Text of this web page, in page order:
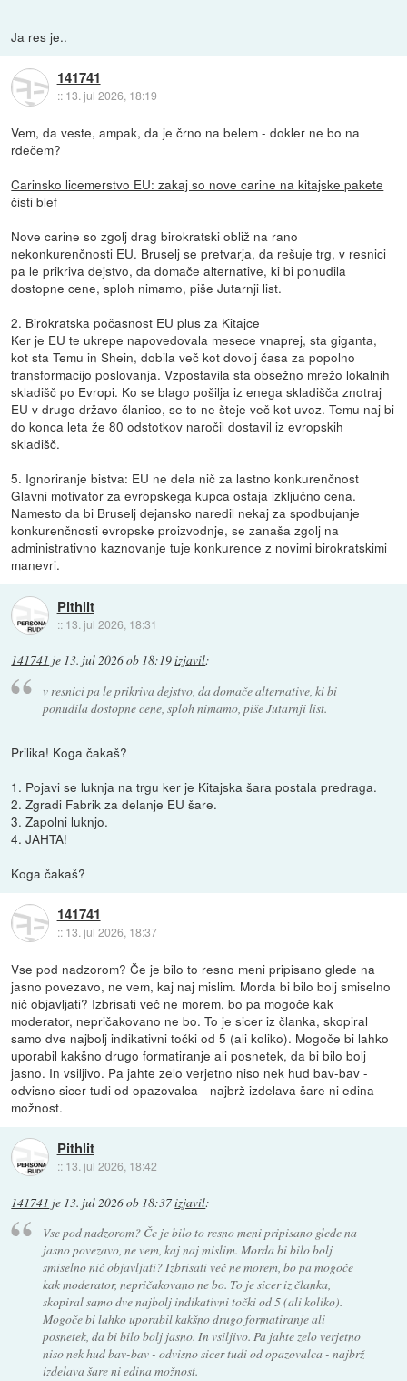
Ja res je..
141741
:: 13. jul 2026, 18:19
Vem, da veste, ampak, da je črno na belem - dokler ne bo na
rdečem?
Carinsko licemerstvo EU: zakaj so nove carine na kitajske pakete
čisti blef
Nove carine so zgolj drag birokratski obliž na rano
nekonkurenčnosti EU. Bruselj se pretvarja, da rešuje trg, v resnici
pa le prikriva dejstvo, da domače alternative, ki bi ponudila
dostopne cene, sploh nimamo, piše Jutarnji list.
2. Birokratska počasnost EU plus za Kitajce
Ker je EU te ukrepe napovedovala mesece vnaprej, sta giganta,
kot sta Temu in Shein, dobila več kot dovolj časa za popolno
transformacijo poslovanja. Vzpostavila sta obsežno mrežo lokalnih
skladišč po Evropi. Ko se blago pošilja iz enega skladišča znotraj
EU v drugo državo članico, se to ne šteje več kot uvoz. Temu naj bi
do konca leta že 80 odstotkov naročil dostavil iz evropskih
skladišč.
5. Ignoriranje bistva: EU ne dela nič za lastno konkurenčnost
Glavni motivator za evropskega kupca ostaja izključno cena.
Namesto da bi Bruselj dejansko naredil nekaj za spodbujanje
konkurenčnosti evropske proizvodnje, se zanaša zgolj na
administrativno kaznovanje tuje konkurence z novimi birokratskimi
manevri.
Pithlit
:: 13. jul 2026, 18:31
141741 je 13. jul 2026 ob 18:19izjavil:
v resnici pa le prikriva dejstvo, da domače alternative, ki bi
ponudila dostopne cene, sploh nimamo, piše Jutarnji list.
Prilika! Koga čakaš?
1. Pojavi se luknja na trgu ker je Kitajska šara postala predraga.
2. Zgradi Fabrik za delanje EU šare.
3. Zapolni luknjo.
4. JAHTA!
Koga čakaš?
141741
:: 13. jul 2026, 18:37
Vse pod nadzorom? Če je bilo to resno meni pripisano glede na
jasno povezavo, ne vem, kaj naj mislim. Morda bi bilo bolj smiselno
nič objavljati? Izbrisati več ne morem, bo pa mogoče kak
moderator, nepričakovano ne bo. To je sicer iz članka, skopiral
samo dve najbolj indikativni točki od 5 (ali koliko). Mogoče bi lahko
uporabil kakšno drugo formatiranje ali posnetek, da bi bilo bolj
jasno. In vsiljivo. Pa jahte zelo verjetno niso nek hud bav-bav -
odvisno sicer tudi od opazovalca - najbrž izdelava šare ni edina
možnost.
Pithlit
:: 13. jul 2026, 18:42
141741 je 13. jul 2026 ob 18:37izjavil:
Vse pod nadzorom? Če je bilo to resno meni pripisano glede na
jasno povezavo, ne vem, kaj naj mislim. Morda bi bilo bolj
smiselno nič objavljati? Izbrisati več ne morem, bo pa mogoče
kak moderator, nepričakovano ne bo. To je sicer iz članka,
skopiral samo dve najbolj indikativni točki od 5 (ali koliko).
Mogoče bi lahko uporabil kakšno drugo formatiranje ali
posnetek, da bi bilo bolj jasno. In vsiljivo. Pa jahte zelo verjetno
niso nek hud bav-bav - odvisno sicer tudi od opazovalca - najbrž
izdelava šare ni edina možnost.